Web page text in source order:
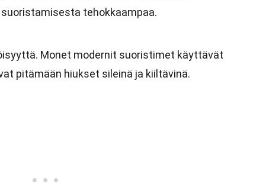
tehokkaampaa.
Monet modernit suoristimet käyttävät
pitämään hiukset sileinä ja kiiltävinä.